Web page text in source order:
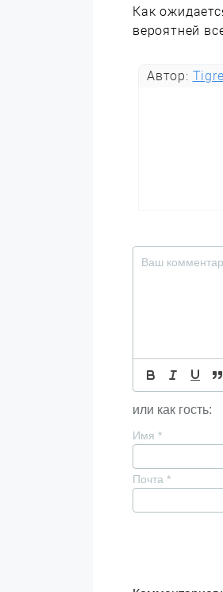
Как
вероятней
Автор:
или как гость:
Имя *
Почта *